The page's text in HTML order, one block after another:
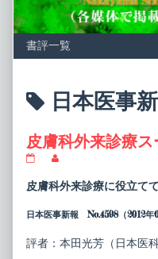
Posts
tagged
日本医事
皮膚科外来診療
科
外
診
ス
posts
by
author
皮
皮膚科外来診療に役立て
日本医事新報 No.4598（2012
評者：本田光芳（日本医